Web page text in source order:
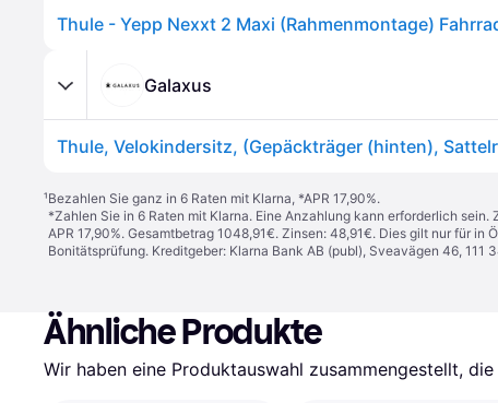
Galaxus
Thule, Velokindersitz, (Gepäckträger (hinten),
¹Bezahlen Sie ganz in 6 Raten mit Klarna, *APR 17,90%.
*Zahlen Sie in 6 Raten mit Klarna. Eine Anzahlung kann erforderlich
APR 17,90%. Gesamtbetrag 1048,91€. Zinsen: 48,91€. Dies gilt nur für
Bonitätsprüfung. Kreditgeber: Klarna Bank AB (publ), Sveavägen 46,
Ähnliche Produkte
Wir haben eine Produktauswahl zusammengestellt,